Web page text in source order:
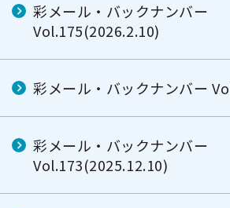
彩メール・バックナンバー
Vol.175(2026.2.10)
彩メール・バックナンバー
彩メール・バックナンバー
Vol.173(2025.12.10)